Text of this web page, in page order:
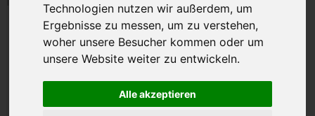
Technologien nutzen wir außerdem, um
Ergebnisse zu messen, um zu verstehen,
woher unsere Besucher kommen oder um
unsere Website weiter zu entwickeln.
Alle akzeptieren
Hilfe [?]
In Produktbeschreibungen suchen